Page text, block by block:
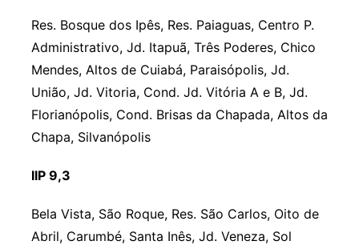
Res. Bosque dos Ipês, Res. Paiaguas, Centro P.
Administrativo, Jd. Itapuã, Três Poderes, Chico
Mendes, Altos de Cuiabá, Paraisópolis, Jd.
União, Jd. Vitoria, Cond. Jd. Vitória A e B, Jd.
Florianópolis, Cond. Brisas da Chapada, Altos da
Chapa, Silvanópolis
IIP 9,3
Bela Vista, São Roque, Res. São Carlos, Oito de
Abril, Carumbé, Santa Inês, Jd. Veneza, Sol